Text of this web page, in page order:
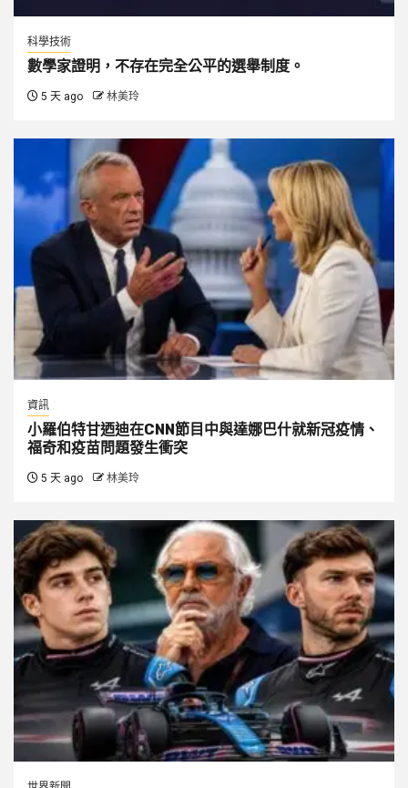
科學技術
數學家證明，不存在完全公平的選舉制度。
5 天 ago 林美玲
資訊
小羅伯特甘迺迪在CNN節目中與達娜巴什就新冠疫情、
福奇和疫苗問題發生衝突
5 天 ago 林美玲